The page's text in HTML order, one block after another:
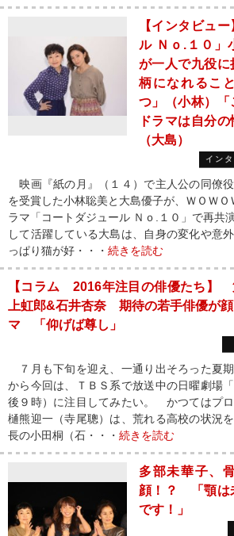
【インタビュ
ル Ｎｏ.１０」
が一人で九役
柄になれるこ
つ」（小林）
ドラマは自分
（大島）
イン
映画『紙の月』（１４）で主人公の同僚
を受賞した小林聡美と大島優子が、ＷＯＷ
ラマ「コートダジュール Ｎｏ.１０」で再共
して活躍している大島は、自身の変化や意
っぱり猫が好・・・ 続きを読む
【コラム 2016年注目の俳優たち
上虹郎&石井杏奈 期待の若手俳優が
マ 「仰げば尊し」
７月も下旬を迎え、一通り出そろった夏
から今回は、ＴＢＳ系で放送中の日曜劇場
後９時）に注目してみたい。 かつてはプ
樋熊迎一（寺尾聰）は、荒れる高校の状況
長の小田桐（石・・・ 続きを読む
多部未華子、
顔！？ 「顎は
です！」